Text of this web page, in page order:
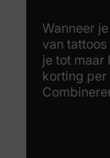
Wanneer
van
je tot maar
korting per